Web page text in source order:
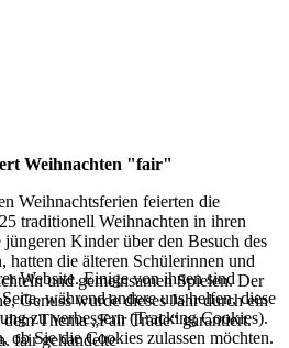
Weihnachten "fair"
Weihnachtsferien feierten die
traditionell Weihnachten in ihren
Kinder über den Besuch des
hatten die älteren Schülerinnen und
und gemeinsamen Spielen. Der
Genuss wurde dieses Jahr durch ein
Thema „Fair Trade“ garantiert.
fair gehandelte
Website. Einige von ihnen sind
während andere uns helfen, diese
zu verbessern (Tracking Cookies).
ob Sie die Cookies zulassen möchten.